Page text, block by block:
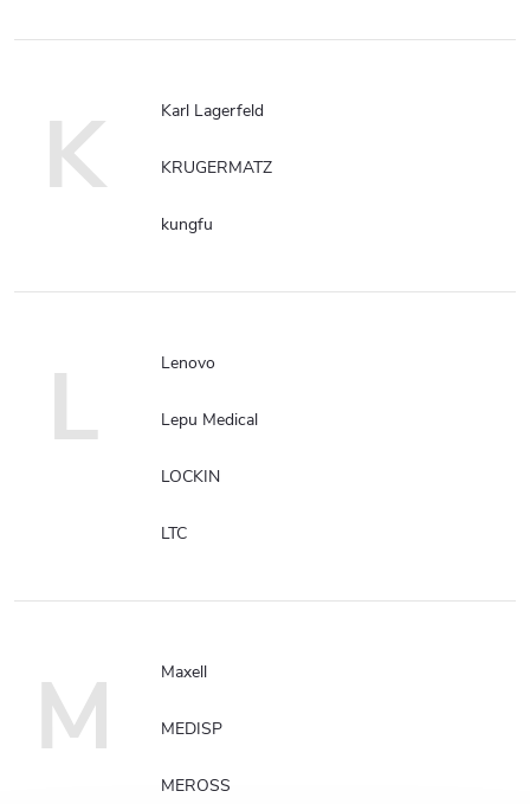
K Karl Lagerfeld
KRUGERMATZ
kungfu
L Lenovo
Lepu Medical
LOCKIN
LTC
M Maxell
MEDISP
MEROSS